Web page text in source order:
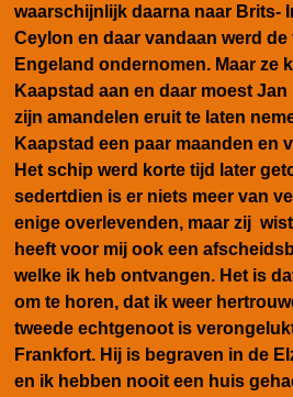
waarschijnlijk daarna naar Brits-
Ceylon en daar vandaan werd
Engeland ondernomen. Maar ze
Kaapstad aan en daar moest
zijn amandelen eruit te laten
Kaapstad een paar maanden en
Het schip werd korte tijd later
sedertdien is er niets meer van
enige overlevenden, maar zij
heeft voor mij ook een
welke ik heb ontvangen. Het is
om te horen, dat ik weer
tweede echtgenoot is
Frankfort. Hij is begraven in de
en ik hebben nooit een huis